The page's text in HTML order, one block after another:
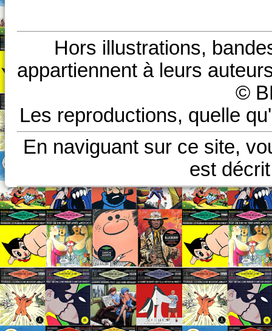
Hors illustrations,
appartiennent à leurs
©
Les reproductions, quelle
En naviguant sur ce site,
est